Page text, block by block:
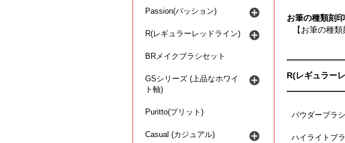
お筆の種類刻
【お筆の種
R(レギュラー
パウダーブラシ
ハイライトブ
Passion(パッション)
R(レギュラーレッドライン)
BRメイクブラシセット
GSシリーズ (上品なホワイ
ト軸)
Puritto(プリット)
Casual (カジュアル)